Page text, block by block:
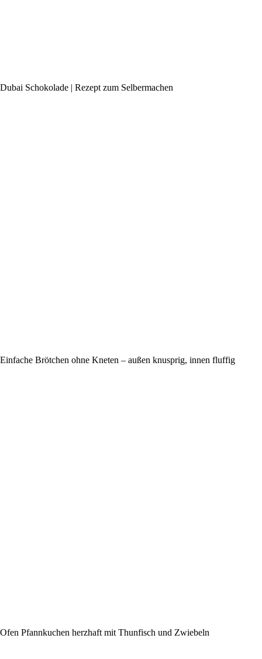
Dubai Schokolade | Rezept zum Selbermachen
Einfache Brötchen ohne Kneten – außen knusprig, innen fluffig
Ofen Pfannkuchen herzhaft mit Thunfisch und Zwiebeln